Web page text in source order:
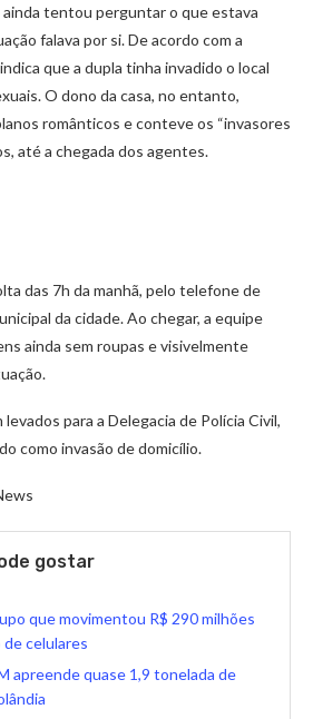
tentou perguntar o que estava
falava por si. De acordo com a
que a dupla tinha invadido o local
O dono da casa, no entanto,
românticos e conteve os “invasores
até a chegada dos agentes.
das 7h da manhã, pelo telefone de
da cidade. Ao chegar, a equipe
ainda sem roupas e visivelmente
para a Delegacia de Polícia Civil,
como invasão de domicílio.
gostar
que movimentou R$ 290 milhões
celulares
apreende quase 1,9 tonelada de